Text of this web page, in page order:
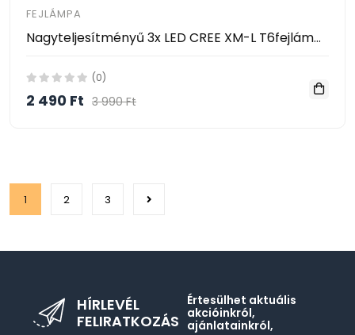
FEJLÁMPA
Nagyteljesítményű 3x LED CREE XM-L T6fejlámpa, 3W, 3800 lm, állítható szög, 12V töltő
(0)
2 490 Ft 3 990 Ft
1 2 3
HÍRLEVÉL
FELIRATKOZÁS
Értesülhet aktuális
akcióinkról,
ajánlatainkról,